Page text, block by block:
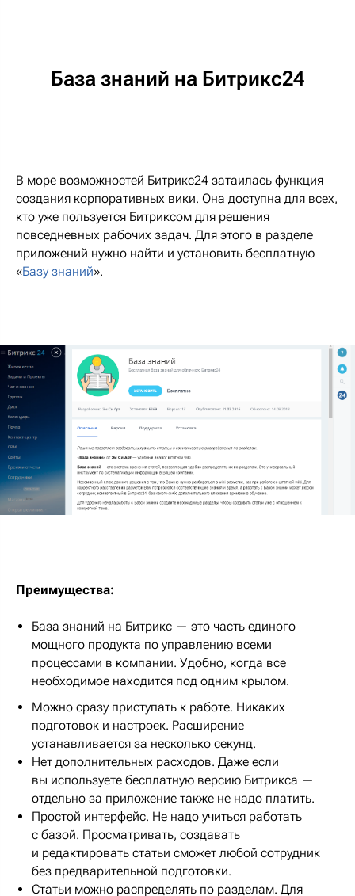
База знаний на Битрикс24
В море возможностей Битрикс24 затаилась функция
создания корпоративных вики. Она доступна для всех,
кто уже пользуется Битриксом для решения
повседневных рабочих задач. Для этого в разделе
приложений нужно найти и установить бесплатную
«Базу знаний».
Преимущества:
База знаний на Битрикс — это часть единого
мощного продукта по управлению всеми
процессами в компании. Удобно, когда все
необходимое находится под одним крылом.
Можно сразу приступать к работе. Никаких
подготовок и настроек. Расширение
устанавливается за несколько секунд.
Нет дополнительных расходов. Даже если
вы используете бесплатную версию Битрикса —
отдельно за приложение также не надо платить.
Простой интерфейс. Не надо учиться работать
с базой. Просматривать, создавать
и редактировать статьи сможет любой сотрудник
без предварительной подготовки.
Статьи можно распределять по разделам. Для